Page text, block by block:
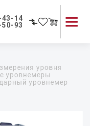
43-14
93
Применение приборов
Как мы работаем
уровня
уровнемеры
уровнемер